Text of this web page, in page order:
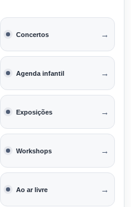
Concertos →
Agenda infantil →
Exposições →
Workshops →
Ao ar livre →